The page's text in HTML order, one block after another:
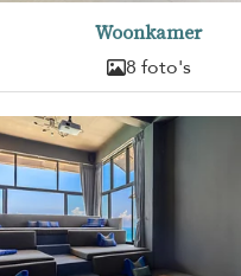
Woonkamer
8 foto's